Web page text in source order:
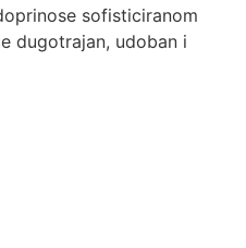
sofisticiranom
dugotrajan, udoban i